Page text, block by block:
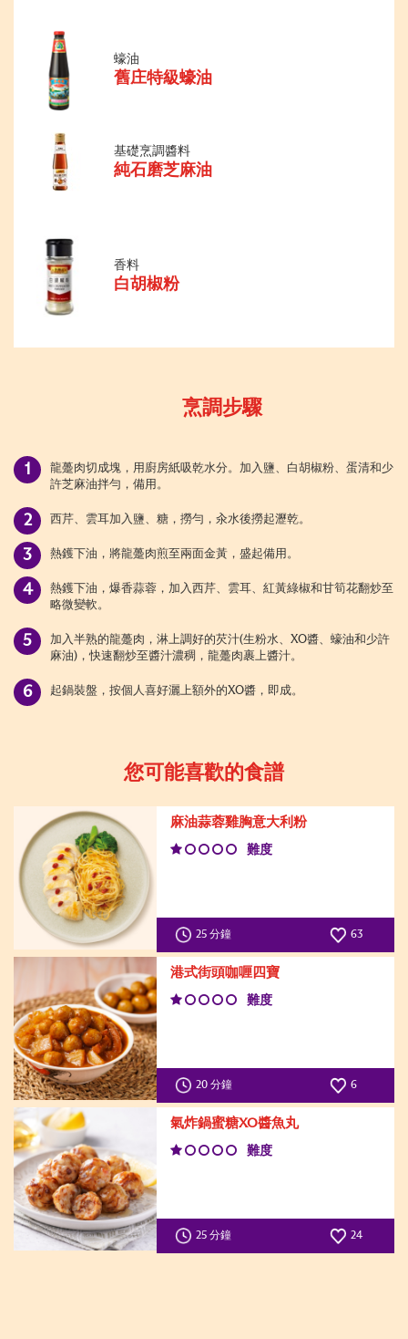
蠔油
舊庄特級蠔油
基礎烹調醬料
純石磨芝麻油
香料
白胡椒粉
烹調步驟
龍躉肉切成塊，用廚房紙吸乾水分。加入鹽、白胡椒粉、蛋清和少
許芝麻油拌勻，備用。
西芹、雲耳加入鹽、糖，撈勻，汆水後撈起瀝乾。
熱鑊下油，將龍躉肉煎至兩面金黃，盛起備用。
熱鑊下油，爆香蒜蓉，加入西芹、雲耳、紅黃綠椒和甘筍花翻炒至
略微變軟。
加入半熟的龍躉肉，淋上調好的芡汁(生粉水、XO醬、蠔油和少許
麻油)，快速翻炒至醬汁濃稠，龍躉肉裹上醬汁。
起鍋裝盤，按個人喜好灑上額外的XO醬，即成。
您可能喜歡的食譜
麻油蒜蓉雞胸意大利粉
難度
25 分鐘 63
港式街頭咖喱四寶
難度
20 分鐘 6
氣炸鍋蜜糖XO醬魚丸
難度
25 分鐘 24